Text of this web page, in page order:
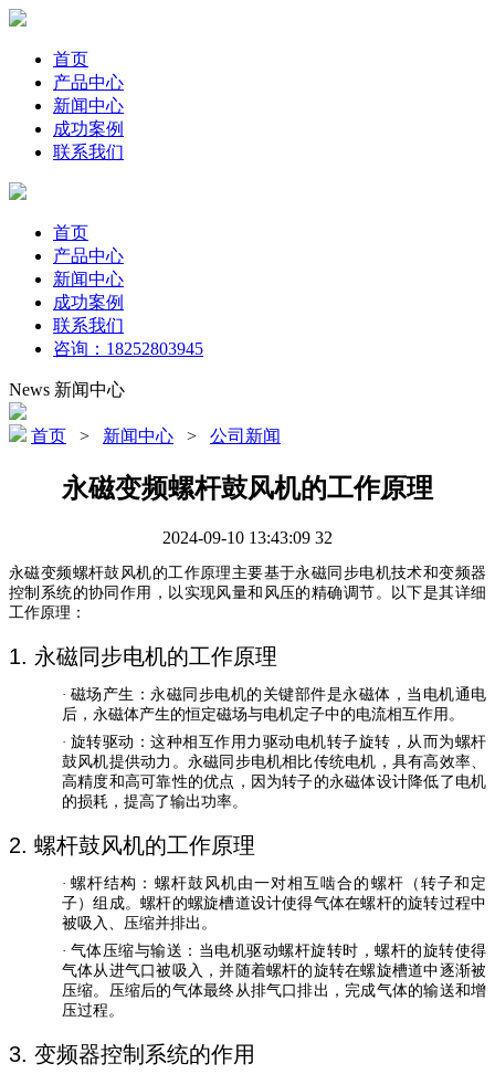
首页
产品中心
新闻中心
成功案例
联系我们
首页
产品中心
新闻中心
成功案例
联系我们
咨询：18252803945
News 新闻中心
首页 > 新闻中心 > 公司新闻
永磁变频螺杆鼓风机的工作原理
2024-09-10 13:43:09 32
永磁变频螺杆鼓风机的工作原理主要基于永磁同步电机技术和变频器
控制系统的协同作用，以实现风量和风压的精确调节。以下是其详细
工作原理：
1. 永磁同步电机的工作原理
· 磁场产生 ：永磁同步电机的关键部件是永磁体，当电机通电
后，永磁体产生的恒定磁场与电机定子中的电流相互作用。
· 旋转驱动 ：这种相互作用力驱动电机转子旋转，从而为螺杆
鼓风机提供动力。永磁同步电机相比传统电机，具有高效率、
高精度和高可靠性的优点，因为转子的永磁体设计降低了电机
的损耗，提高了输出功率。
2. 螺杆鼓风机的工作原理
·螺杆结构 ：螺杆鼓风机由一对相互啮合的螺杆（转子和定
子）组成。螺杆的螺旋槽道设计使得气体在螺杆的旋转过程中
被吸入、压缩并排出。
· 气体压缩与输送 ：当电机驱动螺杆旋转时，螺杆的旋转使得
气体从进气口被吸入，并随着螺杆的旋转在螺旋槽道中逐渐被
压缩。压缩后的气体最终从排气口排出，完成气体的输送和增
压过程。
3. 变频器控制系统的作用